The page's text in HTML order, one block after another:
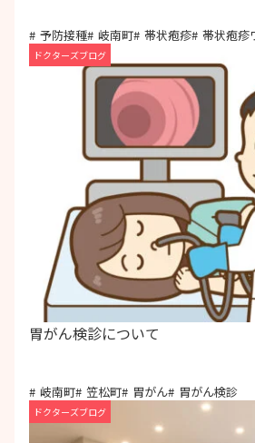
予防接種
岐南町 帯状疱疹 帯状疱疹
ドクターズブログ
胃がん検診について
岐南町
笠松町 胃がん 胃がん検診
ドクターズブログ